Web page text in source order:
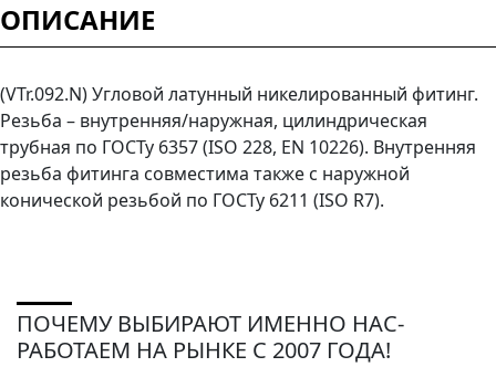
ОПИСАНИЕ
(VTr.092.N) Угловой латунный никелированный фитинг.
Резьба – внутренняя/наружная, цилиндрическая
трубная по ГОСТу 6357 (ISO 228, EN 10226). Внутренняя
резьба фитинга совместима также с наружной
конической резьбой по ГОСТу 6211 (ISO R7).
ПОЧЕМУ ВЫБИРАЮТ ИМЕННО НАС-
РАБОТАЕМ НА РЫНКЕ С 2007 ГОДА!